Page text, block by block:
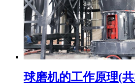
球磨机的工作原理(